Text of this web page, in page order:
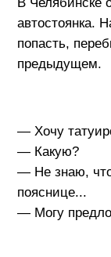
В Челябинске
автостоянка.
попасть,
предыдущем.
— Хочу
— Какую?
— Не знаю,
пояснице...
— Могу